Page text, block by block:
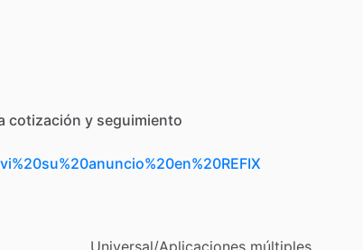
cotización y seguimiento
Universal​/​Aplicaciones múltiples